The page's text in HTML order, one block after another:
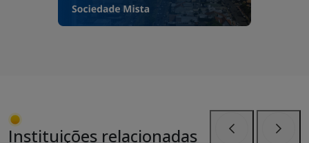
Instituições relacionadas